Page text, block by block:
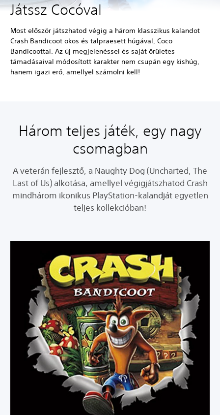
Játssz Cocóval
Most először játszhatod végig a három klasszikus kalandot
Crash Bandicoot okos és talpraesett húgával, Coco
Bandicoottal. Az új megjelenéssel és saját őrületes
támadásaival módosított karakter nem csupán egy kishúg,
hanem igazi erő, amellyel számolni kell!
Három teljes játék, egy nagy
csomagban
A veterán fejlesztő, a Naughty Dog (Uncharted, The
Last of Us) alkotása, amellyel végigjátszhatod Crash
mindhárom ikonikus PlayStation-kalandját egyetlen
teljes kollekcióban!